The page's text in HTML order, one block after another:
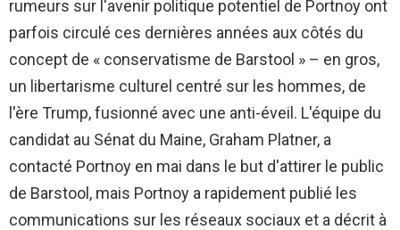
rumeurs sur l'avenir politique potentiel de Portnoy ont
parfois circulé ces dernières années aux côtés du
concept de « conservatisme de Barstool » – en gros,
un libertarisme culturel centré sur les hommes, de
l'ère Trump, fusionné avec une anti-éveil. L'équipe du
candidat au Sénat du Maine, Graham Platner, a
contacté Portnoy en mai dans le but d'attirer le public
de Barstool, mais Portnoy a rapidement publié les
communications sur les réseaux sociaux et a décrit à